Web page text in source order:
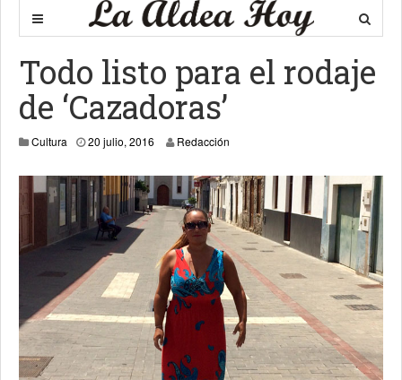
Todo listo para el rodaje
de ‘Cazadoras’
Cultura 20 julio, 2016 23 julio, 2016
Redacción